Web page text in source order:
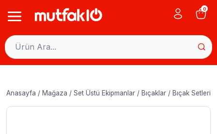
0
Anasayfa / Mağaza / Set Üstü Ekipmanlar / Bıçaklar / Bıçak Setleri